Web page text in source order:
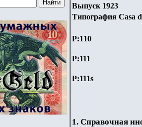
Выпуск 1923
Типография Casa
P:110
P:111
P:111s
1. Справочная